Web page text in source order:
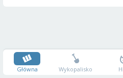
Główna Wykopalisko